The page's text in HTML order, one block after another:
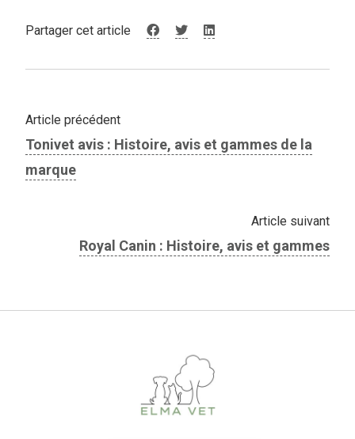
Partager cet article
Article précédent
Tonivet avis : Histoire, avis et gammes de la
marque
Article suivant
Royal Canin : Histoire, avis et gammes